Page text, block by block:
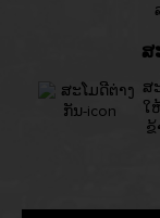
ສ
ສ
ໃ
ຂ້